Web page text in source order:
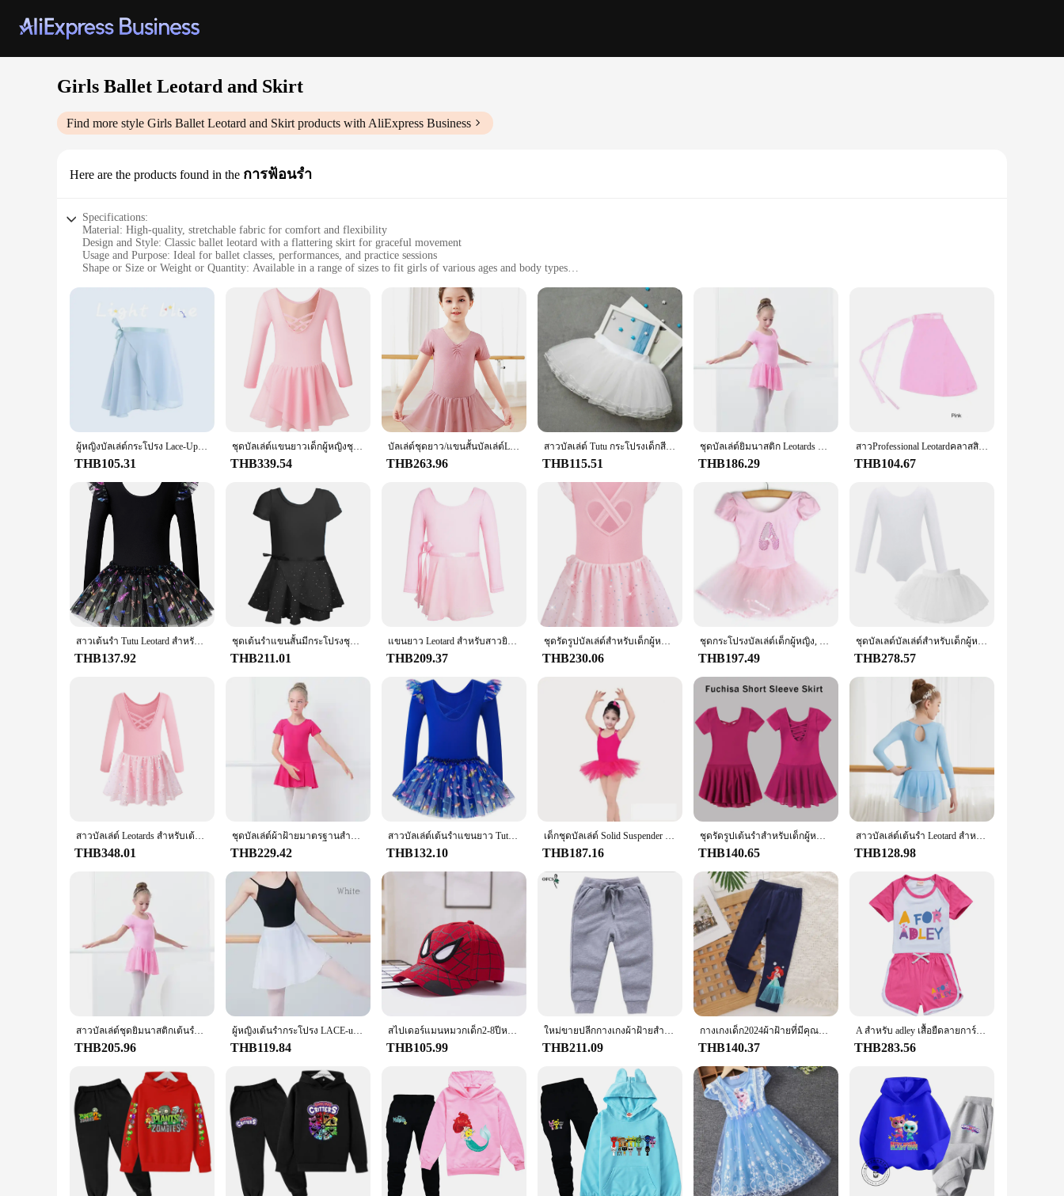
Girls Ballet Leotard and Skirt
Find more style Girls Ballet Leotard and Skirt products with AliExpress Business
Here are the products found in the การฟ้อนรำ
Specifications:
Material: High-quality, stretchable fabric for comfort and flexibility
Design and Style: Classic ballet leotard with a flattering skirt for graceful movement
Usage and Purpose: Ideal for ballet classes, performances, and practice sessions
Shape or Size or Weight or Quantity: Available in a range of sizes to fit girls of various ages and body types
Parts and Accessories: Includes both the leotard and skirt, providing a complete ensemble for dance enthusiasts
Features:
|Wholesale|Vendors|
**Unmatched Comfort and Flexibility**
The Girls Ballet Leotard and Skirt set is designed with the dancer's comfort in mind. The high-quality fabric stretches to accommodate a variety of movements, allowing young dancers to execute their
steps with ease. The stretchable material also provides a snug fit, ensuring that the leotard stays in place during performances. The leotard and skirt are crafted to be lightweight, which is essential for
children who are always on the move.
**Timeless Elegance and Versatility**
This set is not just about comfort; it's also about style. The classic ballet leotard and skirt combination is a staple in any dancer's wardrobe. The leotard features a scoop neckline and a sleek silhouette,
while the skirt adds a touch of elegance with its graceful design. Whether your little one is practicing at home or performing on stage, this set is versatile enough to meet all their ballet needs. The set
is available in a variety of colors, allowing girls to express their individuality while maintaining the traditional ballet aesthetic.
**Durable and Hygienic for Long-Term Use**
The Girls Ballet Leotard and Skirt set is not only designed for beauty but also for durability. The fabric is made to withstand the rigors of frequent use, making it an excellent choice for both amateur
and professional dancers. The set is easy to maintain, ensuring that it remains hygienic and in top condition for every performance. The leotard and skirt are both machine washable, allowing for quick
and easy cleaning after each use. This set is an investment in your child's dance journey, ensuring that they have a reliable and stylish ensemble for years to come.
ผู้หญิงบัลเล่ต์กระโปรง Lace-Up ชีฟองกระโปรงเต้นรำกระโปรงผู้ใหญ่สาว Leotards บัลเล่ต์การปฏิบัติเต้นรำ Miniskirts Tutu
THB105.31
ชุดบัลเล่ต์แขนยาวเด็กผู้หญิงชุดเดรสเต้นรำเด็กหัดเดิน
THB339.54
บัลเล่ต์ชุดยาว/แขนสั้นบัลเล่ต์Leotardเด็กผ้าฝ้ายDancewearการฝึกอบรมชุดชีฟองกระโปรงLeotard Partyเครื่องแต่งกาย
THB263.96
สาวบัลเล่ต์ Tutu กระโปรงเด็กสีชมพูปุย 4 ชั้นเส้นด้ายนุ่มกระโปรง Tulle สีขาวยืดหยุ่นบัลเล่ต์ Leotard กระโปรง
THB115.51
ชุดบัลเล่ต์ยิมนาสติก Leotards สำหรับเด็กเล็กเด็กผู้หญิงแขนสั้นบัลเล่ต์ชีฟองกระโปรง Leotards Bowknot Dancewear
THB186.29
สาวProfessional Leotardคลาสสิกบัลเล่ต์Tutu Ballerina Dance Classเครื่องแต่งกายผู้ใหญ่เด็กLeotard Dancewearผูกกระโปรงเต้นรํา
THB104.67
สาวเต้นรํา Tutu Leotard สําหรับบัลเล่ต์แขนยาว Sparkly Sequins น่ารักชุดเต้นรํา
THB137.92
ชุดเต้นรำแขนสั้นมีกระโปรงชุดบัลเล่ต์ชุดเต้นรำยิมนาสติกเด็กวัยหัดเดิน
THB211.01
แขนยาว Leotard สําหรับสาวยิมนาสติกฝึกเสื้อผ้าบัลเล่ต์ Tutu ชุดเวทีเต้นรําเครื่องแต่งกายพร้อมกระโปรง
THB209.37
ชุดรัดรูปบัลเล่ต์สำหรับเด็กผู้หญิงกระโปรงเงาวาวด้านหลังแขนสั้นสำหรับเต้นรำ
THB230.06
ชุดกระโปรงบัลเล่ต์เด็กผู้หญิง, ชุดกระโปรงเจ้าหญิงชุดนักบัลเล่ต์
THB197.49
ชุดบัลเลต์บัลเล่ต์สำหรับเด็กผู้หญิงชุดยิมนาสติกแขนยาวชุดรัดรูป + ชุดกระโปรงบัลเล่ต์ผ้าบางเนื้อละเอียดบอดี้สูทสำหรับฝึกซ้อมเต้นสำหรับเด็ก
THB278.57
สาวบัลเล่ต์ Leotards สําหรับเต้นรํา Camisole Hollow Crisscross กลับ,กระโปรงเงา
THB348.01
ชุดบัลเล่ต์ผ้าฝ้ายมาตรฐานสำหรับเด็กชุดกระโปรงสำหรับฝึกเต้นเปิดเป้า
THB229.42
สาวบัลเล่ต์เต้นรําแขนยาว Tutu กระโปรง Leotard สําหรับสาวเต้นรําที่มีสีสัน Feather พิมพ์และ Ruffle แขน Tutu ชุด
THB132.10
เด็กชุดบัลเล่ต์ Solid Suspender กระโปรงบัลเล่ต์ Elegant Tutu เด็กเครื่องแต่งกายเต้นรําสาวห้องบอลรูมบัลเล่ต์ชุดเสื้อผ้าเวที
THB187.16
ชุดรัดรูปเต้นรําสําหรับเด็กผู้หญิงสําหรับชุดบัลเล่ต์กระโปรงผ้าที่เหมาะกับผิวพร้อมคอกลมคลาสสิกและสายรัดข้ามด้านหลัง
THB140.65
สาวบัลเล่ต์เต้นรํา Leotard สําหรับสาวเต้นรํา Ruffle แขนกระโปรงชุด Water-DROP กลับและตาข่าย Hi-Low กระโปรง
THB128.98
สาวบัลเล่ต์ชุดยิมนาสติกเต้นรํา Leotard สําหรับเด็กแขนสั้นบัลเล่ต์ชีฟองกระโปรง Leotards Bowknot Dancewear
THB205.96
ผู้หญิงเต้นรํากระโปรง LACE-up ชีฟองกระโปรงบัลเล่ต์สาว Leotards กระโปรงบัลเล่ต์ฝึกเต้นรํา MINI กระโปรง Beachwear COVER UP
THB119.84
สไปเดอร์แมนหมวกเด็ก2-8ปีหมวกเบสบอลสำหรับเด็กผู้หญิงเด็กผู้ชายหมวกฮิปฮอปหมวกฤดูร้อนหมวกกันแดดกลางแจ้งหมวกชายหาด
THB105.99
ใหม่ขายปลีกกางเกงผ้าฝ้ายสำหรับ2-10ปีของแข็งชายหญิงสบายๆกีฬากางเกงกางเกงวิ่ง Enfant Garcon เด็กกางเกงเด็ก
THB211.09
กางเกงเด็ก2024ผ้าฝ้ายที่มีคุณภาพ celana leging anak perempuan เกาหลีดิสนีย์ Frozen Elsa กางเกงเด็กผู้หญิงฤดูใบไม้ร่วงลำลองสำหรับเด็ก2-8Y แอเรียล
THB140.37
A สำหรับ adley เสื้อยืดลายการ์ตูนเด็กผู้หญิง + กางเกงขาสั้นสำหรับเด็กผู้ชายเสื้อยืดกีฬาลำลองและกางเกงขาสั้นชุดอนิเมะ2ชิ้นเสื้อผ้าเด็ก
THB283.56